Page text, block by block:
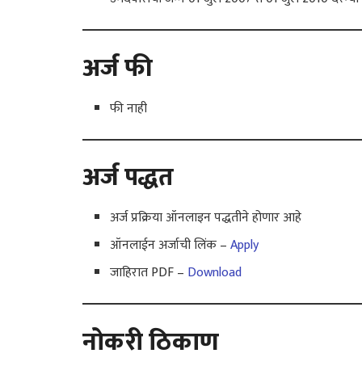
अर्ज फी
फी नाही
अर्ज पद्धत
अर्ज प्रक्रिया ऑनलाइन पद्धतीने होणार आहे
ऑनलाईन अर्जाची लिंक –Apply
जाहिरात PDF – Download
नोकरी ठिकाण